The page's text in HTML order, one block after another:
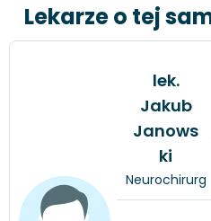
Lekarze o tej
lek.
Jakub
Janows
ki
Neurochirurg